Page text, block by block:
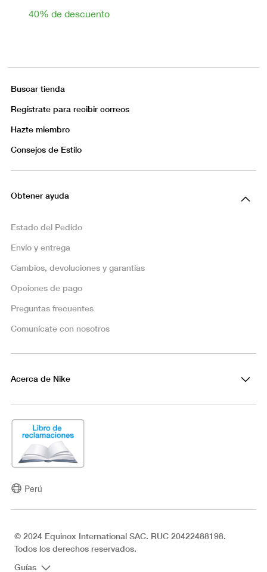
40% de descuento
Buscar tienda
Regístrate para recibir correos
Hazte miembro
Consejos de Estilo
Obtener ayuda
Estado del Pedido
Envío y entrega
Cambios, devoluciones y garantías
Opciones de pago
Preguntas frecuentes
Comunícate con nosotros
Acerca de Nike
Perú
© 2024 Equinox International SAC. RUC 20422488198.
Todos los derechos reservados.
Guías